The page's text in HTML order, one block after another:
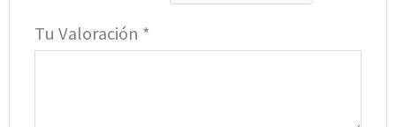
Tu Valoración *